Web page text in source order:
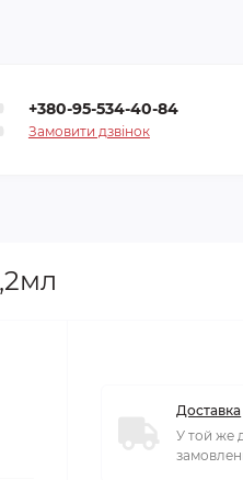
+380-95-534-40-84
Замовити дзвінок
Доставка
У той же